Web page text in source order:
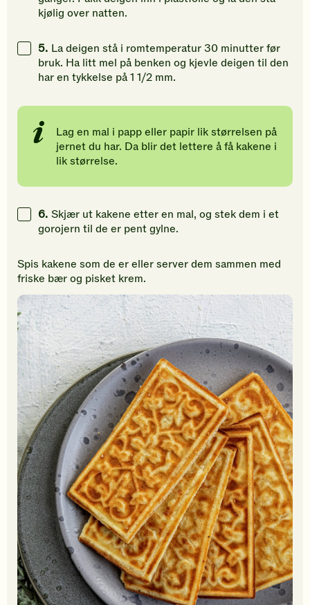
kjølig over natten.
5. La deigen stå i romtemperatur 30 minutter før
bruk. Ha litt mel på benken og kjevle deigen til den
har en tykkelse på 1 1/2 mm.
Lag en mal i papp eller papir lik størrelsen på
jernet du har. Da blir det lettere å få kakene i
lik størrelse.
6. Skjær ut kakene etter en mal, og stek dem i et
gorojern til de er pent gylne.
Spis kakene som de er eller server dem sammen med
friske bær og pisket krem.